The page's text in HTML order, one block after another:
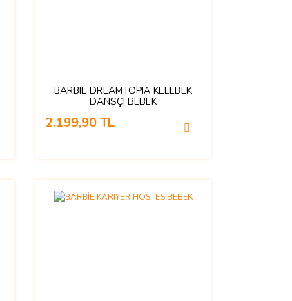
BARBIE DREAMTOPIA KELEBEK
DANSÇI BEBEK
2.199,90 TL